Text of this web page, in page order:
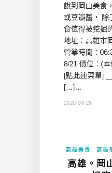
說到岡山美食
或豆瓣醬， 除
食值得被挖掘
地址：高雄市
營業時間：
8/21 價位：(
[點此連菜單]
[…]…
2020-08-26
高雄美食 高雄
高雄。岡